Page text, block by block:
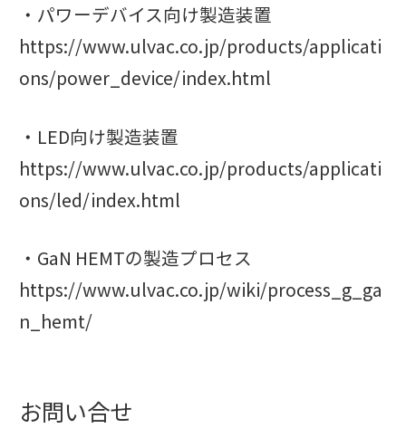
・パワーデバイス向け製造装置
https://www.ulvac.co.jp/products/applicati
ons/power_device/index.html
・LED向け製造装置
https://www.ulvac.co.jp/products/applicati
ons/led/index.html
・GaN HEMTの製造プロセス
https://www.ulvac.co.jp/wiki/process_g_ga
n_hemt/
お問い合せ